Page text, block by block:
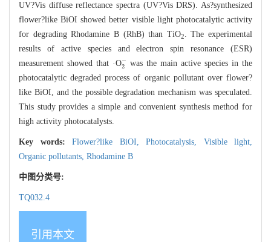
UV?Vis diffuse reflectance spectra (UV?Vis DRS). As?synthesized
flower?like BiOI showed better visible light photocatalytic activity
for degrading Rhodamine B (RhB) than TiO2. The experimental
results of active species and electron spin resonance (ESR)
measurement showed that ·O2 was the main active species in the
photocatalytic degraded process of organic pollutant over flower?
like BiOI, and the possible degradation mechanism was speculated.
This study provides a simple and convenient synthesis method for
high activity photocatalysts.
Key words: Flower?like BiOI, Photocatalysis, Visible light,
Organic pollutants, Rhodamine B
中图分类号:
TQ032.4
引用本文